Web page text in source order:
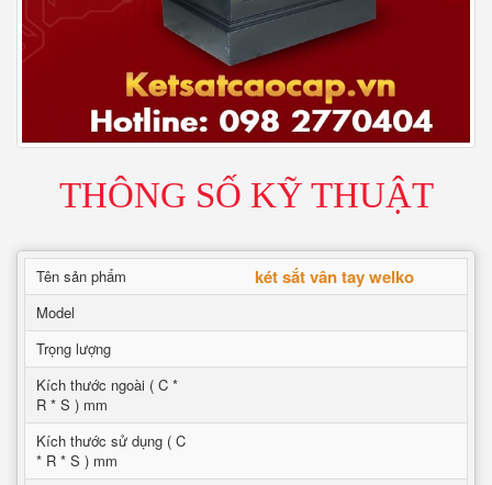
THÔNG SỐ KỸ THUẬT
Tên sản phẩm két sắt vân tay welko
Model
Trọng lượng
Kích thước ngoài ( C *
R * S ) mm
Kích thước sử dụng ( C
* R * S ) mm